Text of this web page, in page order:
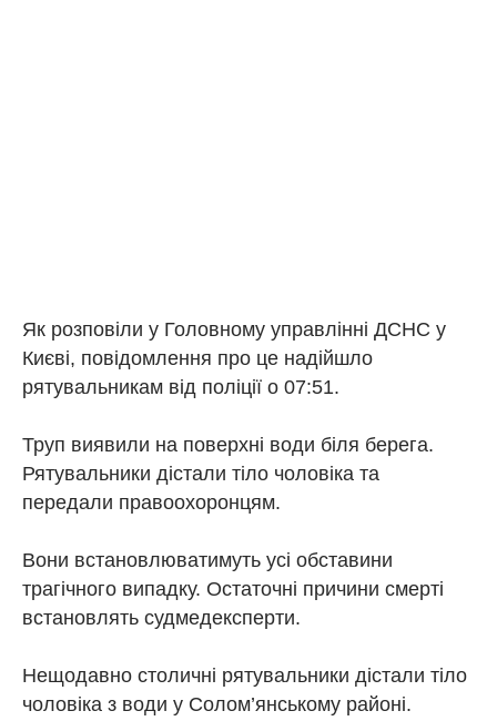
Як розповіли у Головному управлінні ДСНС у
Києві, повідомлення про це надійшло
рятувальникам від поліції о 07:51.
Труп виявили на поверхні води біля берега.
Рятувальники дістали тіло чоловіка та
передали правоохоронцям.
Вони встановлюватимуть усі обставини
трагічного випадку. Остаточні причини смерті
встановлять судмедексперти.
Нещодавно столичні рятувальники дістали тіло
чоловіка з води у Солом’янському районі.